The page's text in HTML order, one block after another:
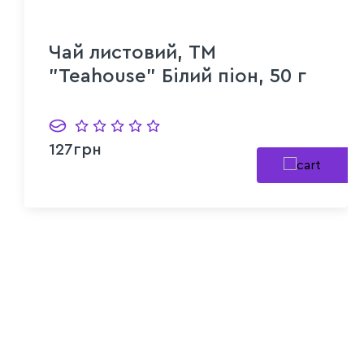
Чай листовий, ТМ
"Teahouse" Білий піон, 50 г
127грн